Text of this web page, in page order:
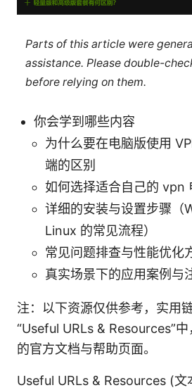
Parts of this article were
assistance. Please double-
before relying on them.
你会学到哪些内容
为什么要在电脑版使用
端的区别
如何选择适合自己的 vpn
详细的安装与设置步骤（
Linux 的常见流程）
常见问题排查与性能优化
真实场景下的应用案例与
注：以下资源仅供参考，实用
“Useful URLs & Resources”
的官方文档与帮助页面。
Useful URLs & Resources (文